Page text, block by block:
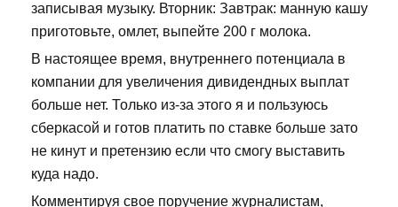
записывая музыку. Вторник: Завтрак: манную кашу
приготовьте, омлет, выпейте 200 г молока.
В настоящее время, внутреннего потенциала в
компании для увеличения дивидендных выплат
больше нет. Только из-за этого я и пользуюсь
сберкасой и готов платить по ставке больше зато
не кинут и претензию если что смогу выставить
куда надо.
Комментируя свое поручение журналистам,